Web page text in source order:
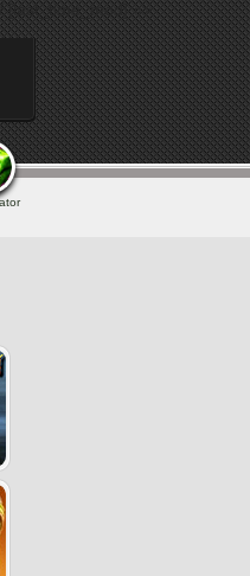
[last_time_mod] =>